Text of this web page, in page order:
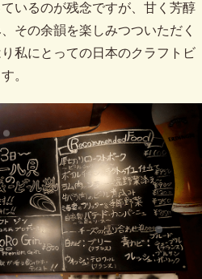
いるのが残念ですが、甘く芳醇
その余韻を楽しみつついただく
私にとっての日本のクラフトビ
。